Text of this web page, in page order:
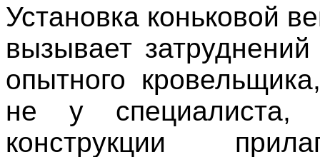
Установка коньковой
вызывает
опытного
не у
конструкции